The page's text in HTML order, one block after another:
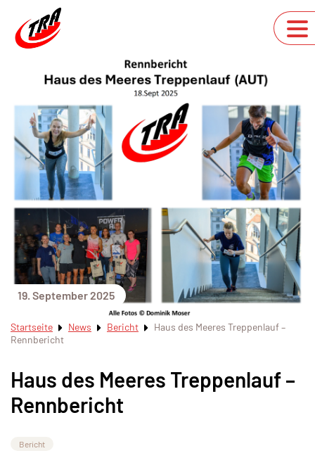
19. September 2025
Startseite News Bericht
Haus des Meeres Treppenlauf –
Rennbericht
Haus des Meeres Treppenlauf –
Rennbericht
Bericht